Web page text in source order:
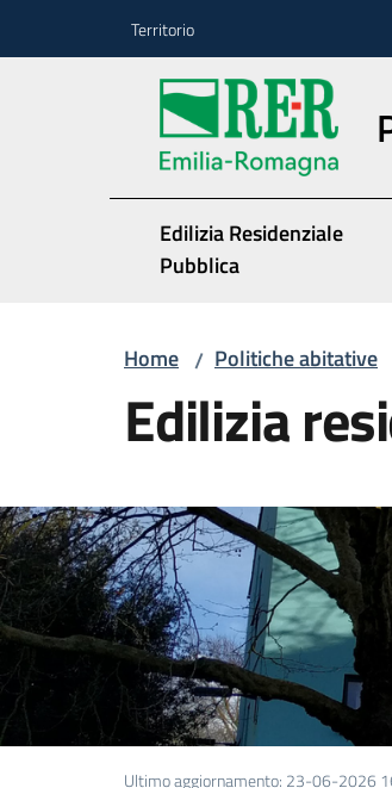
Territorio
Edilizia Residenziale
Pubblica
Home / Politiche abitative
Edilizia
Ultimo aggiornamento: 23-06-2026